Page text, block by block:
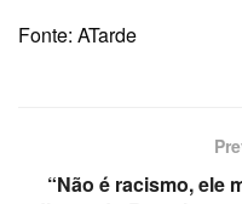
Fonte: ATarde
“Não é racismo, ele